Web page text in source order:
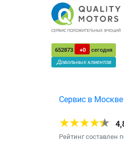
652873 +0
сегодня
Довольных клиентов
Сервис в Москве
Рейтинг составлен